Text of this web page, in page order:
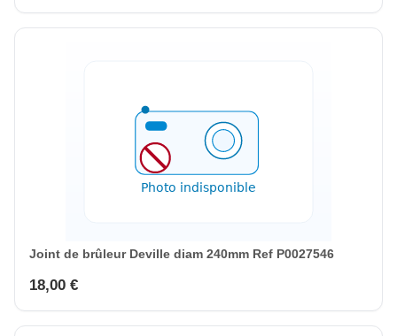
Joint de brûleur Deville diam 240mm Ref P0027546
18,00 €